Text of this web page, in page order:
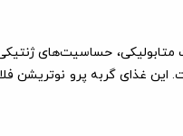
حساسیت‌های